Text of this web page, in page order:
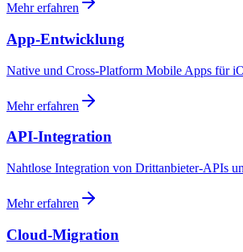
Mehr erfahren
App-Entwicklung
Native und Cross-Platform Mobile Apps für
Mehr erfahren
API-Integration
Nahtlose Integration von Drittanbieter-APIs
Mehr erfahren
Cloud-Migration